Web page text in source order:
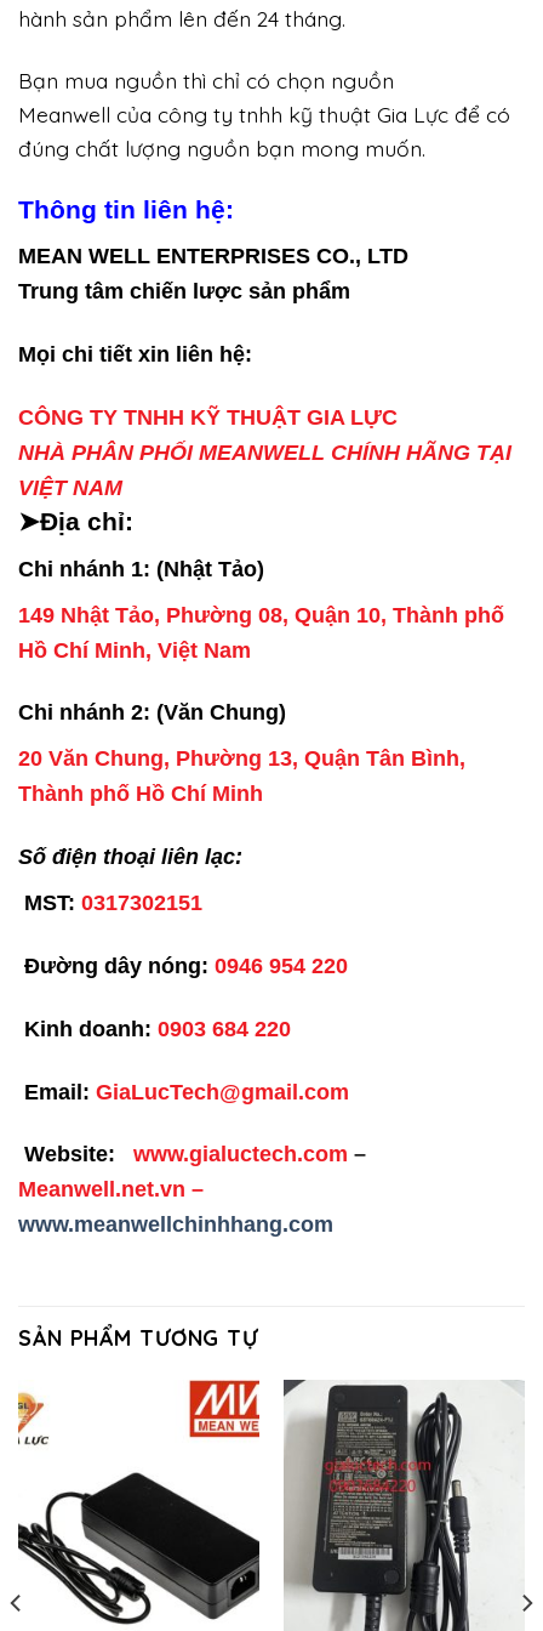
hành sản phẩm lên đến 24 tháng.
Bạn mua nguồn thì chỉ có chọn nguồn
Meanwell của công ty tnhh kỹ thuật Gia Lực để có
đúng chất lượng nguồn bạn mong muốn.
Thông tin liên hệ:
MEAN WELL ENTERPRISES CO., LTD
Trung tâm chiến lược sản phẩm
Mọi chi tiết xin liên hệ:
CÔNG TY TNHH KỸ THUẬT GIA LỰC
NHÀ PHÂN PHỐI MEANWELL CHÍNH HÃNG TẠI
VIỆT NAM
➤Địa chỉ:
Chi nhánh 1: (Nhật Tảo)
149 Nhật Tảo, Phường 08, Quận 10, Thành phố
Hồ Chí Minh, Việt Nam
Chi nhánh 2: (Văn Chung)
20 Văn Chung, Phường 13, Quận Tân Bình,
Thành phố Hồ Chí Minh
Số điện thoại liên lạc:
MST: 0317302151
Đường dây nóng: 0946 954 220
Kinh doanh: 0903 684 220
Email: GiaLucTech@gmail.com
Website: www.gialuctech.com –
Meanwell.net.vn –
www.meanwellchinhhang.com
SẢN PHẨM TƯƠNG TỰ